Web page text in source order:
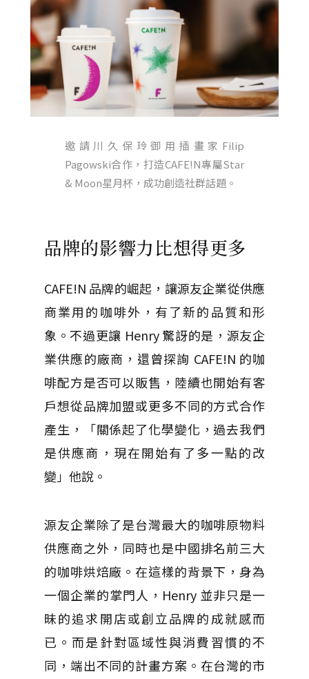
邀請川久保玲御用插畫家Filip
Pagowski合作，打造CAFE!N專屬Star
& Moon星月杯，成功創造社群話題。
品牌的影響力比想得更多
CAFE!N 品牌的崛起，讓源友企業從供應
商業用的咖啡外，有了新的品質和形
象。不過更讓 Henry驚訝的是，源友企
業供應的廠商，還曾探詢 CAFE!N 的咖
啡配方是否可以販售，陸續也開始有客
戶想從品牌加盟或更多不同的方式合作
產生，「關係起了化學變化，過去我們
是供應商，現在開始有了多一點的改
變」他說。
源友企業除了是台灣最大的咖啡原物料
供應商之外，同時也是中國排名前三大
的咖啡烘焙廠。在這樣的背景下，身為
一個企業的掌門人， Henry 並非只是一
昧的追求開店或創立品牌的成就感而
已。而是針對區域性與消費習慣的不
同，端出不同的計畫方案。在台灣的市